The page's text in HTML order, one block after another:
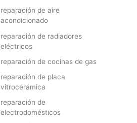
reparación de aire
acondicionado
reparación de radiadores
eléctricos
reparación de cocinas de gas
reparación de placa
vitrocerámica
reparación de
electrodomésticos